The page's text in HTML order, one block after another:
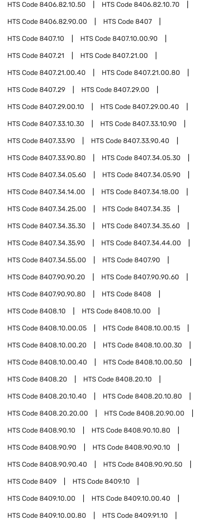
HTS Code8406.82.10.50 HTS Code8406.82.10.70
HTS Code8406.82.90.00 HTS Code8407
HTS Code8407.10 HTS Code8407.10.00.90
HTS Code8407.21 HTS Code8407.21.00
HTS Code8407.21.00.40 HTS Code8407.21.00.80
HTS Code8407.29 HTS Code8407.29.00
HTS Code8407.29.00.10 HTS Code8407.29.00.40
HTS Code8407.33.10.30 HTS Code8407.33.10.90
HTS Code8407.33.90 HTS Code8407.33.90.40
HTS Code8407.33.90.80 HTS Code8407.34.05.30
HTS Code8407.34.05.60 HTS Code8407.34.05.90
HTS Code8407.34.14.00 HTS Code8407.34.18.00
HTS Code8407.34.25.00 HTS Code8407.34.35
HTS Code8407.34.35.30 HTS Code8407.34.35.60
HTS Code8407.34.35.90 HTS Code8407.34.44.00
HTS Code8407.34.55.00 HTS Code8407.90
HTS Code8407.90.90.20 HTS Code8407.90.90.60
HTS Code8407.90.90.80 HTS Code8408
HTS Code8408.10 HTS Code8408.10.00
HTS Code8408.10.00.05 HTS Code8408.10.00.15
HTS Code8408.10.00.20 HTS Code8408.10.00.30
HTS Code8408.10.00.40 HTS Code8408.10.00.50
HTS Code8408.20 HTS Code8408.20.10
HTS Code8408.20.10.40 HTS Code8408.20.10.80
HTS Code8408.20.20.00 HTS Code8408.20.90.00
HTS Code8408.90.10 HTS Code8408.90.10.80
HTS Code8408.90.90 HTS Code8408.90.90.10
HTS Code8408.90.90.40 HTS Code8408.90.90.50
HTS Code8409 HTS Code8409.10
HTS Code8409.10.00 HTS Code8409.10.00.40
HTS Code8409.10.00.80 HTS Code8409.91.10